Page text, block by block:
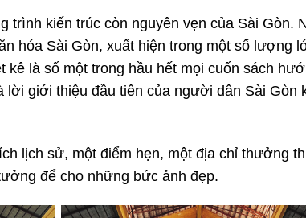
trình kiến trúc còn nguyên vẹn của Sài Gòn.
hóa Sài Gòn, xuất hiện trong một số lượng
kê là số một trong hầu hết mọi cuốn sách
lời giới thiệu đầu tiên của người dân Sài Gòn
lịch sử, một điểm hẹn, một địa chỉ thưởng
để cho những bức ảnh đẹp.